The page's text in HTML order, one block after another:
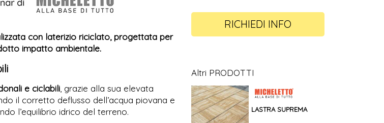
con laterizio riciclato, progettata per
impatto ambientale.
e ciclabili , grazie alla sua elevata
il corretto deflusso dell’acqua piovana e
l’equilibrio idrico del terreno.
RICHIEDI INFO
Altri PRODOTTI
LASTRA SUPREMA